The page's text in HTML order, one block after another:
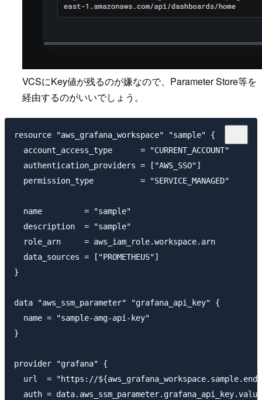
VCSにKey値が残るのが嫌なので、Parameter Store等を
経由するのがいいでしょう。
resource "aws_grafana_workspace" "sample" {
  account_access_type      = "CURRENT_ACCOUNT"
  authentication_providers = ["AWS_SSO"]
  permission_type          = "SERVICE_MANAGED"
  name         = "sample"
  description  = "sample"
  role_arn     = aws_iam_role.workspace.arn
  data_sources = ["PROMETHEUS"]
}
data "aws_ssm_parameter" "grafana_api_key" {
  name = "sample-amg-api-key"
}
provider "grafana" {
url  = "https://
  auth = data.aws_ssm_parameter.grafana_api_key.value